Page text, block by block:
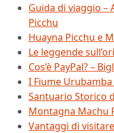
Guida di viaggio –
Picchu
Huayna Picchu e
Le leggende
Cos’è PayPal? –
I Fiume
Santuario Storico
Montagna Machu
Vantaggi di